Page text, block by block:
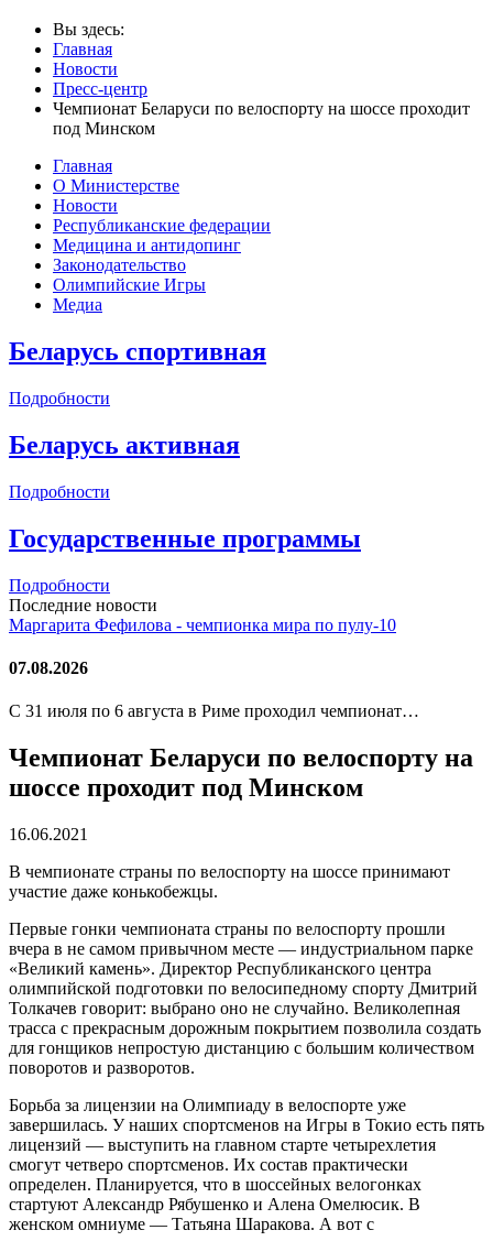
Вы здесь:
Главная
Новости
Пресс-центр
Чемпионат Беларуси по велоспорту на шоссе проходит
под Минском
Главная
О Министерстве
Новости
Республиканские федерации
Медицина и антидопинг
Законодательство
Олимпийские Игры
Медиа
Беларусь спортивная
Подробности
Беларусь активная
Подробности
Государственные программы
Подробности
Последние новости
Маргарита Фефилова - чемпионка мира по пулу-10
07.08.2026
С 31 июля по 6 августа в Риме проходил чемпионат…
Чемпионат Беларуси по велоспорту на
шоссе проходит под Минском
16.06.2021
В чемпионате страны по велоспорту на шоссе принимают
участие даже конькобежцы.
Первые гонки чемпионата страны по велоспорту прошли
вчера в не самом привычном месте — индустриальном парке
«Великий камень». Директор Республиканского центра
олимпийской подготовки по велосипедному спорту Дмитрий
Толкачев говорит: выбрано оно не случайно. Великолепная
трасса с прекрасным дорожным покрытием позволила создать
для гонщиков непростую дистанцию с большим количеством
поворотов и разворотов.
Борьба за лицензии на Олимпиаду в велоспорте уже
завершилась. У наших спортсменов на Игры в Токио есть пять
лицензий — выступить на главном старте четырехлетия
смогут четверо спортсменов. Их состав практически
определен. Планируется, что в шоссейных велогонках
стартуют Александр Рябушенко и Алена Омелюсик. В
женском омниуме — Татьяна Шаракова. А вот с